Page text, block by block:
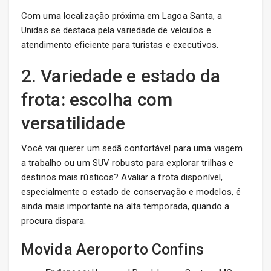
Com uma localização próxima em Lagoa Santa, a
Unidas se destaca pela variedade de veículos e
atendimento eficiente para turistas e executivos.
2. Variedade e estado da
frota: escolha com
versatilidade
Você vai querer um sedã confortável para uma viagem
a trabalho ou um SUV robusto para explorar trilhas e
destinos mais rústicos? Avaliar a frota disponível,
especialmente o estado de conservação e modelos, é
ainda mais importante na alta temporada, quando a
procura dispara.
Movida Aeroporto Confins